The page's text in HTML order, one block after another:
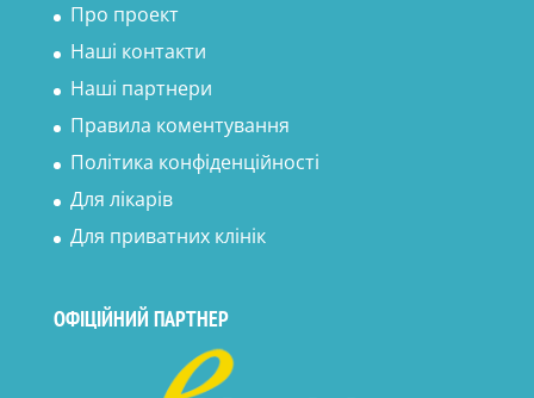
Про проект
Наші контакти
Наші партнери
Правила коментування
Політика конфіденційності
Для лікарів
Для приватних клінік
ОФІЦІЙНИЙ ПАРТНЕР